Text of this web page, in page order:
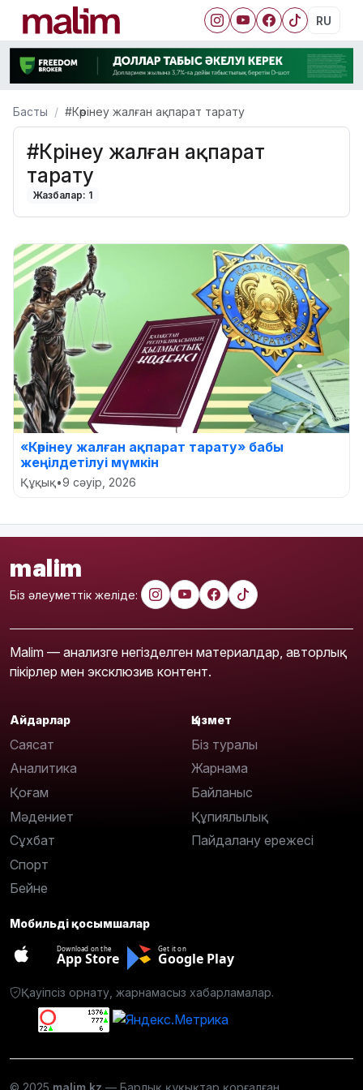
RU
Басты #Көрінеу жалған ақпарат тарату
#Көрінеу жалған ақпарат
тарату
Жазбалар: 1
«Көрінеу жалған ақпарат тарату» бабы
жеңілдетілуі мүмкін
Құқық•9 сәуір, 2026
malim
Біз әлеуметтік желіде:
Malim — анализге негізделген материалдар, авторлық
пікірлер мен эксклюзив контент.
Айдарлар
Саясат
Аналитика
Қоғам
Мәдениет
Сұхбат
Спорт
Бейне
Қызмет
Біз туралы
Жарнама
Байланыс
Құпиялылық
Пайдалану ережесі
Мобильді қосымшалар
Download on the
App Store
Get it on
Google Play
Қауіпсіз орнату, жарнамасыз хабарламалар.
© 2025 malim.kz — Барлық құқықтар қорғалған.